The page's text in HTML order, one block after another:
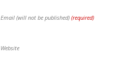
Email (will not be published) (required)
Website